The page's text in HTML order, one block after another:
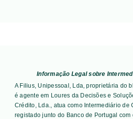
Informação Legal sobre
A Filius, Unipessoal, Lda, proprietária do
é agente em Loures da Decisões e
Crédito, Lda., atua como Intermediário de
registado junto do Banco de Portugal com